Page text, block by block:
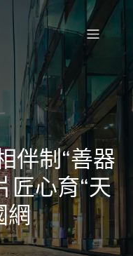
伴制“善器
匠心育“天
網